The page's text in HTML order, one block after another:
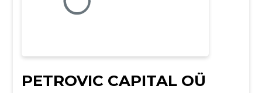
PETROVIC CAPITAL OÜ